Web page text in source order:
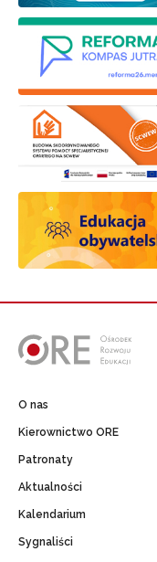
O nas
Kierownictwo ORE
Patronaty
Aktualności
Kalendarium
Sygnaliści